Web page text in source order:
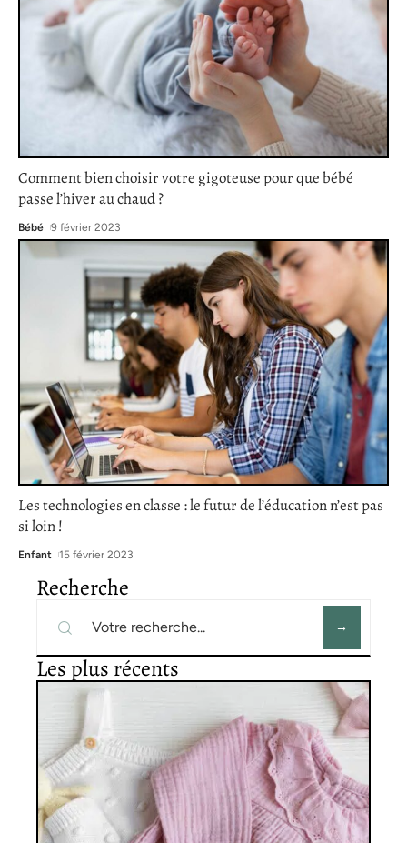
Comment bien choisir votre gigoteuse pour que bébé
passe l’hiver au chaud ?
Bébé 9 février 2023
Les technologies en classe : le futur de l’éducation n’est pas
si loin !
Enfant 15 février 2023
Recherche
Les plus récents